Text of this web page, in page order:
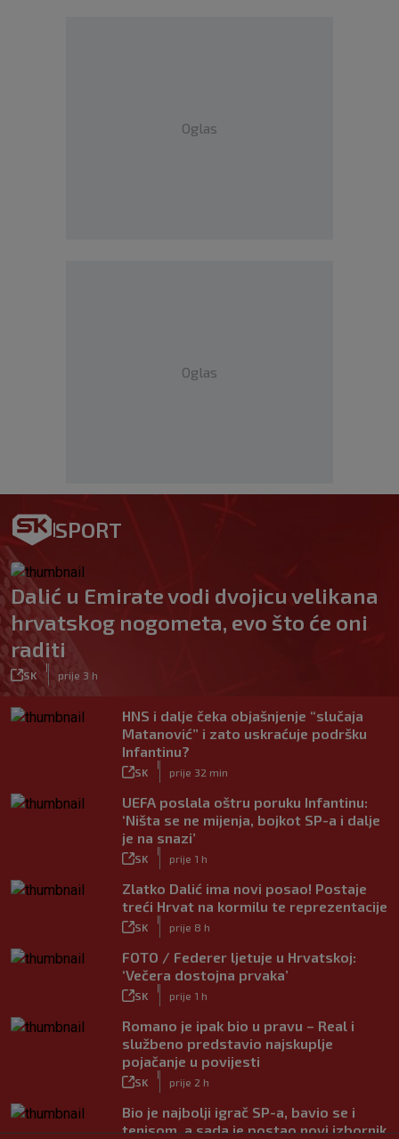
Oglas
Oglas
SPORT
Dalić u Emirate vodi dvojicu velikana
hrvatskog nogometa, evo što će oni
raditi
SK prije 3 h
HNS i dalje čeka objašnjenje “slučaja
Matanović” i zato uskraćuje podršku
Infantinu?
SK prije 32 min
UEFA poslala oštru poruku Infantinu:
‘Ništa se ne mijenja, bojkot SP-a i dalje
je na snazi’
SK prije 1 h
Zlatko Dalić ima novi posao! Postaje
treći Hrvat na kormilu te reprezentacije
SK prije 8 h
FOTO / Federer ljetuje u Hrvatskoj:
‘Večera dostojna prvaka’
SK prije 1 h
Romano je ipak bio u pravu – Real i
službeno predstavio najskuplje
pojačanje u povijesti
SK prije 2 h
Bio je najbolji igrač SP-a, bavio se i
tenisom, a sada je postao novi izbornik